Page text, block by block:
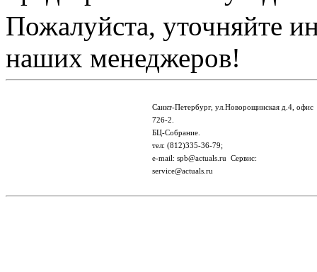
Пожалуйста, уточняйте
наших менеджеров!
Санкт-Петербург, ул.Новорощинская д.4, офис
726-2.
БЦ-Собрание.
тел: (812)335-36-79;
e-mail: spb@actuals.ru Сервис:
service@actuals.ru